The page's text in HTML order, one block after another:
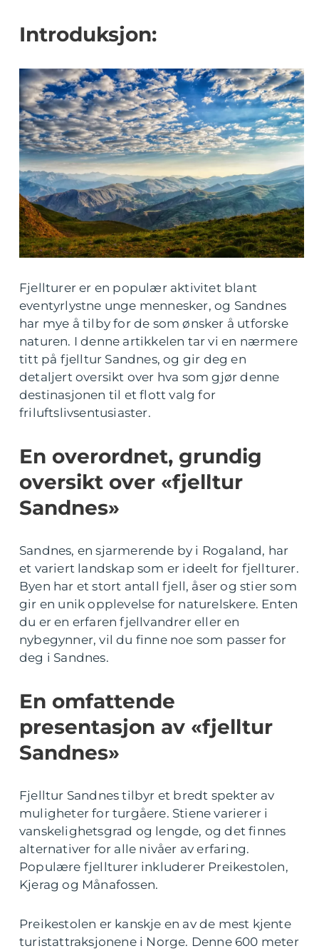
Introduksjon:
Fjellturer er en populær aktivitet blant
eventyrlystne unge mennesker, og Sandnes
har mye å tilby for de som ønsker å utforske
naturen. I denne artikkelen tar vi en nærmere
titt på fjelltur Sandnes, og gir deg en
detaljert oversikt over hva som gjør denne
destinasjonen til et flott valg for
friluftslivsentusiaster.
En overordnet, grundig
oversikt over «fjelltur
Sandnes»
Sandnes, en sjarmerende by i Rogaland, har
et variert landskap som er ideelt for fjellturer.
Byen har et stort antall fjell, åser og stier som
gir en unik opplevelse for naturelskere. Enten
du er en erfaren fjellvandrer eller en
nybegynner, vil du finne noe som passer for
deg i Sandnes.
En omfattende
presentasjon av «fjelltur
Sandnes»
Fjelltur Sandnes tilbyr et bredt spekter av
muligheter for turgåere. Stiene varierer i
vanskelighetsgrad og lengde, og det finnes
alternativer for alle nivåer av erfaring.
Populære fjellturer inkluderer Preikestolen,
Kjerag og Månafossen.
Preikestolen er kanskje en av de mest kjente
turistattraksjonene i Norge. Denne 600 meter